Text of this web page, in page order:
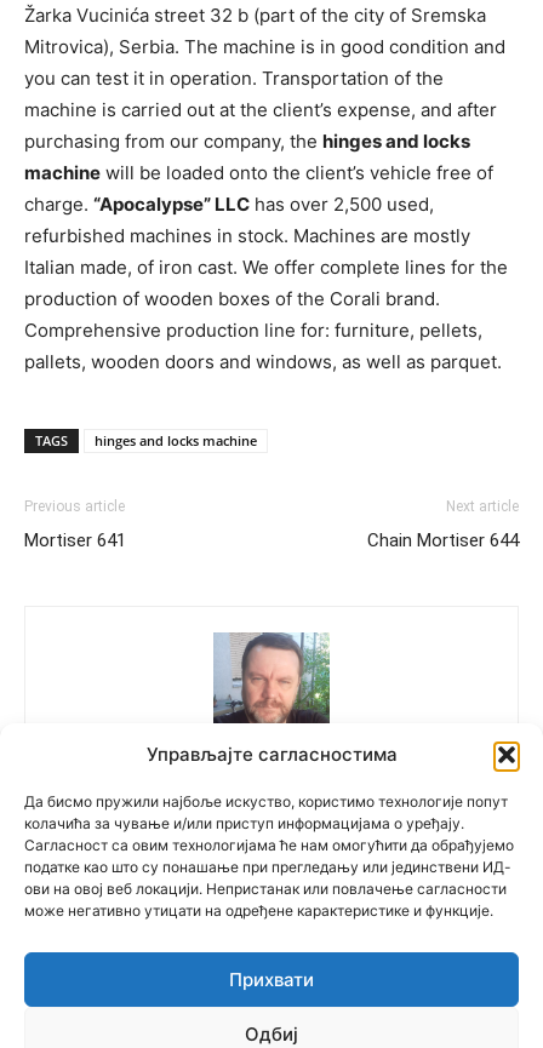
Управљајте сагласностима
Да бисмо пружили најбоље искуство, користимо технологије попут
колачића за чување и/или приступ информацијама о уређају.
Сагласност са овим технологијама ће нам омогућити да обрађујемо
податке као што су понашање при прегледању или јединствени ИД-
ови на овој веб локацији. Непристанак или повлачење сагласности
може негативно утицати на одређене карактеристике и функције.
Прихвати
Одбиј
Žarka Vucinića street 32 b (part of the city of Sremska
Mitrovica), Serbia. The machine is in good condition and
you can test it in operation. Transportation of the
machine is carried out at the client’s expense, and after
purchasing from our company, the hinges and locks
machine will be loaded onto the client’s vehicle free of
charge. “Apocalypse” LLC has over 2,500 used,
refurbished machines in stock. Machines are mostly
Italian made, of iron cast. We offer complete lines for the
production of wooden boxes of the Corali brand.
Comprehensive production line for: furniture, pellets,
pallets, wooden doors and windows, as well as parquet.
TAGS hinges and locks machine
Previous article
Mortiser 641
Next article
Chain Mortiser 644
© Newspaper WordPress Theme by TagDiv